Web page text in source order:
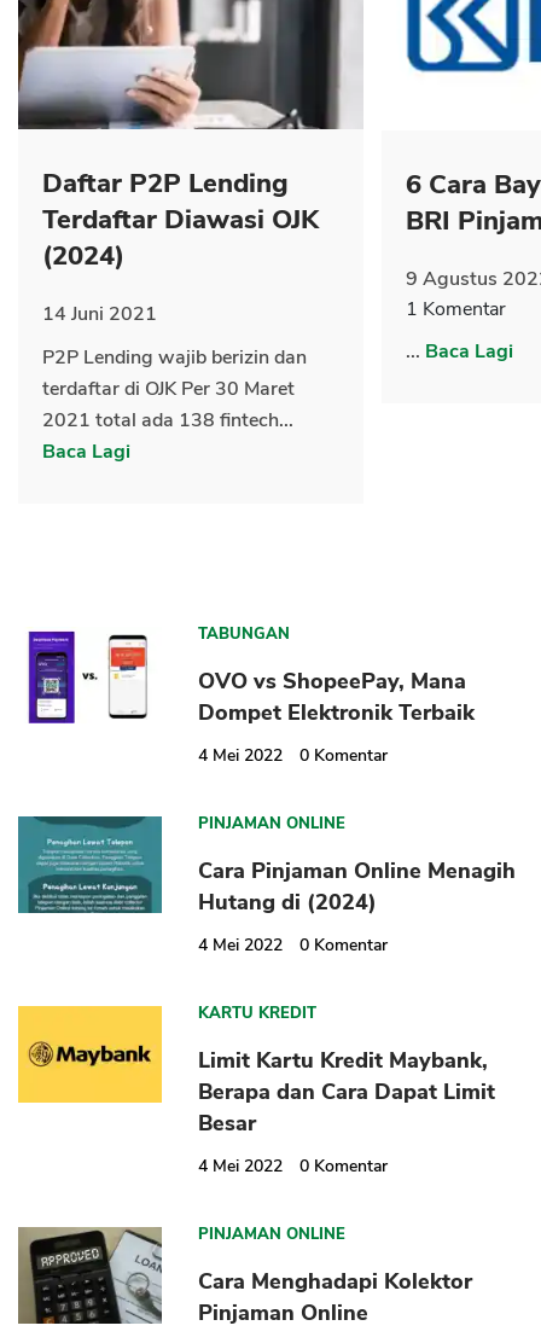
Daftar P2P Lending
Terdaftar Diawasi OJK
(2024)
14 Juni 2021
P2P Lending wajib berizin dan
terdaftar di OJK Per 30 Maret
2021 total ada 138 fintech...
Baca Lagi
6 Cara
BRI
9 Agustus
1 Komentar
... Baca Lagi
TABUNGAN
OVO vs ShopeePay, Mana
Dompet Elektronik Terbaik
4 Mei 2022 0 Komentar
PINJAMAN ONLINE
Cara Pinjaman Online Menagih
Hutang di (2024)
4 Mei 2022 0 Komentar
KARTU KREDIT
Limit Kartu Kredit Maybank,
Berapa dan Cara Dapat Limit
Besar
4 Mei 2022 0 Komentar
PINJAMAN ONLINE
Cara Menghadapi Kolektor
Pinjaman Online